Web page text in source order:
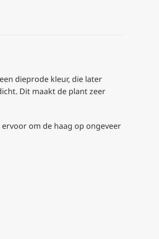
dieprode kleur, die later
Dit maakt de plant zeer
om de haag op ongeveer